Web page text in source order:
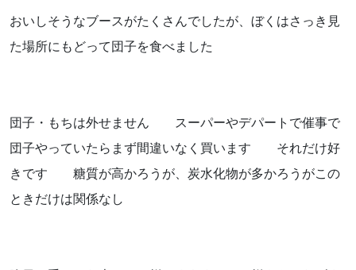
おいしそうなブースがたくさんでしたが、ぼくはさっき見
た場所にもどって団子を食べました
団子・もちは外せません スーパーやデパートで催事で
団子やっていたらまず間違いなく買います それだけ好
きです 糖質が高かろうが、炭水化物が多かろうがこの
ときだけは関係なし